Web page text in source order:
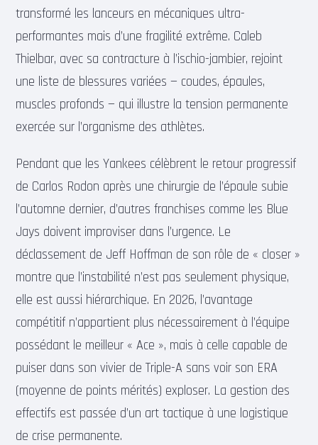
transformé les lanceurs en mécaniques ultra-
performantes mais d’une fragilité extrême. Caleb
Thielbar, avec sa contracture à l’ischio-jambier, rejoint
une liste de blessures variées — coudes, épaules,
muscles profonds — qui illustre la tension permanente
exercée sur l’organisme des athlètes.
Pendant que les Yankees célèbrent le retour progressif
de Carlos Rodon après une chirurgie de l’épaule subie
l’automne dernier, d’autres franchises comme les Blue
Jays doivent improviser dans l’urgence. Le
déclassement de Jeff Hoffman de son rôle de « closer »
montre que l’instabilité n’est pas seulement physique,
elle est aussi hiérarchique. En 2026, l’avantage
compétitif n’appartient plus nécessairement à l’équipe
possédant le meilleur « Ace », mais à celle capable de
puiser dans son vivier de Triple-A sans voir son ERA
(moyenne de points mérités) exploser. La gestion des
effectifs est passée d’un art tactique à une logistique
de crise permanente.